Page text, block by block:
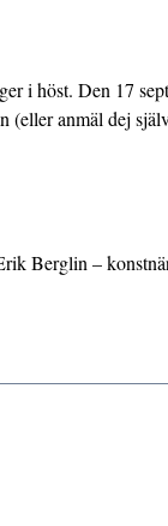
i höst. Den 17
(eller anmäl dej
Berglin –